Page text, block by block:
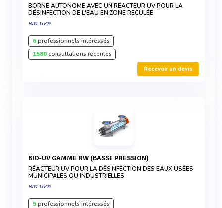
BORNE AUTONOME AVEC UN RÉACTEUR UV POUR LA
DÉSINFECTION DE L'EAU EN ZONE RECULÉE
BIO-UV®
6professionnels intéressés
1580consultations récentes
Recevoir un devis
BIO-UV GAMME RW (BASSE PRESSION)
RÉACTEUR UV POUR LA DÉSINFECTION DES EAUX USÉES
MUNICIPALES OU INDUSTRIELLES
BIO-UV®
5professionnels intéressés